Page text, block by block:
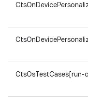
CtsOsTestCases[run-